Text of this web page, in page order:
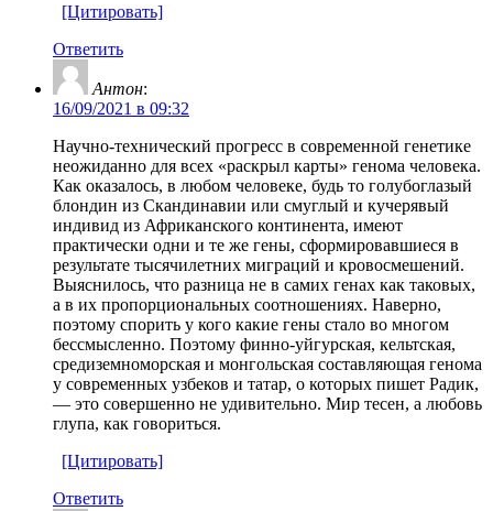
[Цитировать]
Ответить
Антон:
16/09/2021 в 09:32
Научно-технический прогресс в современной генетике
неожиданно для всех «раскрыл карты» генома человека.
Как оказалось, в любом человеке, будь то голубоглазый
блондин из Скандинавии или смуглый и кучерявый
индивид из Африканского континента, имеют
практически одни и те же гены, сформировавшиеся в
результате тысячилетних миграций и кровосмешений.
Выяснилось, что разница не в самих генах как таковых,
а в их пропорциональных соотношениях. Наверно,
поэтому спорить у кого какие гены стало во многом
бессмысленно. Поэтому финно-уйгурская, кельтская,
средиземноморская и монгольская составляющая генома
у современных узбеков и татар, о которых пишет Радик,
— это совершенно не удивительно. Мир тесен, а любовь
глупа, как говориться.
[Цитировать]
Ответить